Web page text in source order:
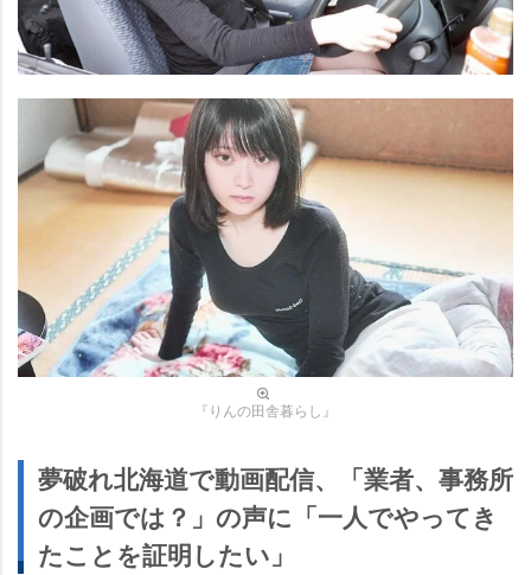
『りんの田舎暮らし』
夢破れ北海道で動画配信、「業者、事務所
の企画では？」の声に「一人でやってき
たことを証明したい」